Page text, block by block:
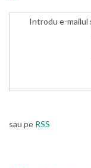
Introdu e-mailul
sau pe RSS